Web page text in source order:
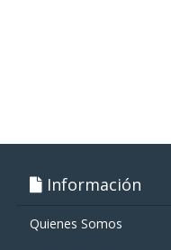
Información
Quienes Somos